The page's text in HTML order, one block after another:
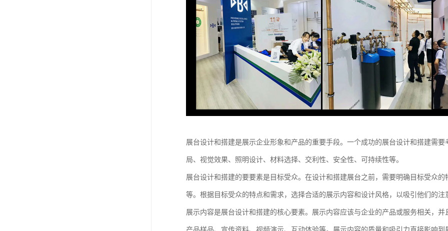
展台设计和搭建是展示企业形象和产品的重要手段。一个成功的展台设计和搭建需
局、视觉效果、照明设计、材料选择、交利性、安全性、可持续性等。
展台设计和搭建的要要素是目标受众。在设计和搭建展台之前，需要明确目标受众
等。根据目标受众的特点和需求，选择合适的展示内容和设计风格，以吸引他们的注
展示内容是展台设计和搭建的核心要素。展示内容应该与企业的产品或服务相关，